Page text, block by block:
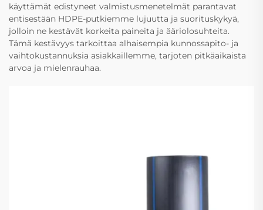
käyttämät edistyneet valmistusmenetelmät parantavat
entisestään HDPE-putkiemme lujuutta ja suorituskykyä,
jolloin ne kestävät korkeita paineita ja ääriolosuhteita.
Tämä kestävyys tarkoittaa alhaisempia kunnossapito- ja
vaihtokustannuksia asiakkaillemme, tarjoten pitkäaikaista
arvoa ja mielenrauhaa.